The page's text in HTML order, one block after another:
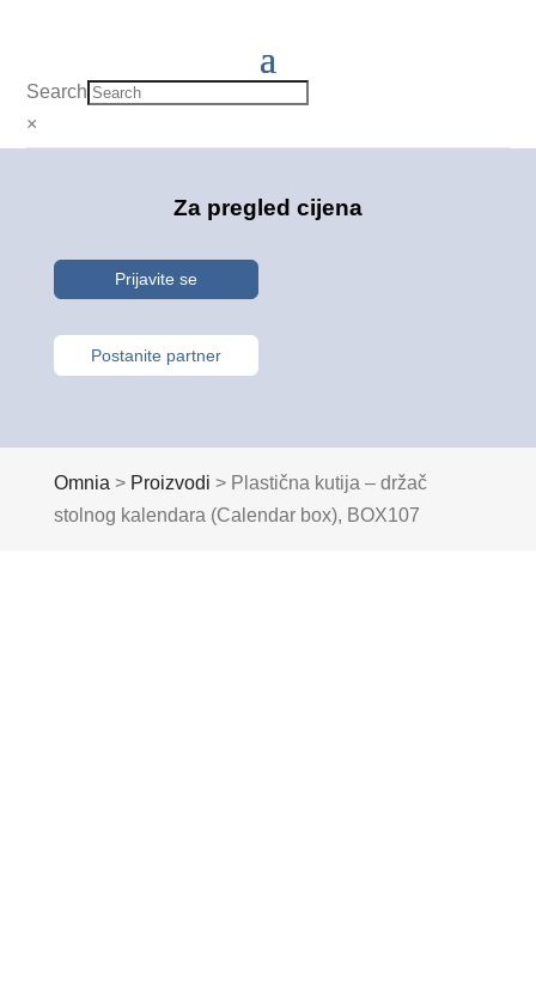
Search
×
Za pregled cijena
Prijavite se
Postanite partner
Omnia > Proizvodi > Plastična kutija – držač
stolnog kalendara (Calendar box), BOX107